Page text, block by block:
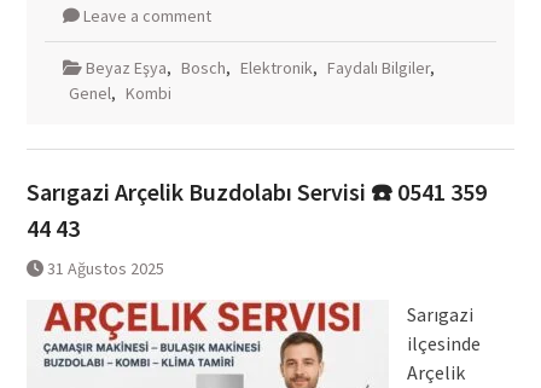
Leave a comment
Beyaz Eşya, Bosch, Elektronik, Faydalı Bilgiler,
Genel, Kombi
Sarıgazi Arçelik Buzdolabı Servisi ☎️ 0541 359
44 43
31 Ağustos 2025
Sarıgazi
ilçesinde
Arçelik